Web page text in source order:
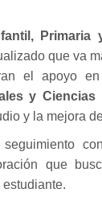
Primaria
que va
el apoyo
y Ciencias
y la mejora
que